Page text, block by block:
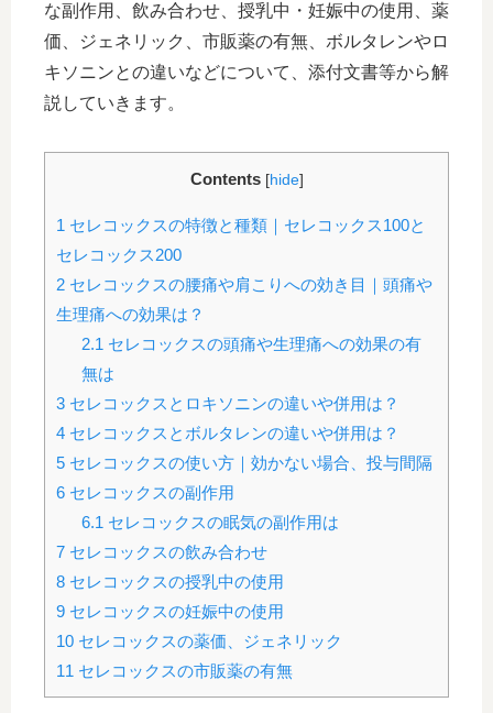
な副作用、飲み合わせ、授乳中・妊娠中の使用、薬
価、ジェネリック、市販薬の有無、ボルタレンやロ
キソニンとの違いなどについて、添付文書等から解
説していきます。
Contents [hide]
1 セレコックスの特徴と種類｜セレコックス100と
セレコックス200
2 セレコックスの腰痛や肩こりへの効き目｜頭痛や
生理痛への効果は？
2.1 セレコックスの頭痛や生理痛への効果の有
無は
3 セレコックスとロキソニンの違いや併用は？
4 セレコックスとボルタレンの違いや併用は？
5 セレコックスの使い方｜効かない場合、投与間隔
6 セレコックスの副作用
6.1 セレコックスの眠気の副作用は
7 セレコックスの飲み合わせ
8 セレコックスの授乳中の使用
9 セレコックスの妊娠中の使用
10 セレコックスの薬価、ジェネリック
11 セレコックスの市販薬の有無